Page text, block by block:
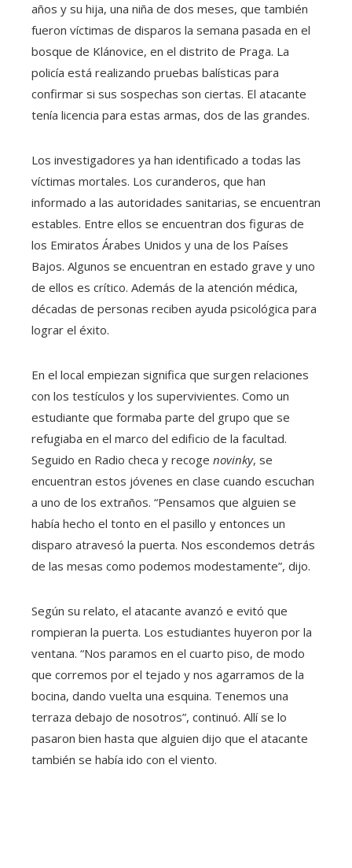
años y su hija, una niña de dos meses, que también
fueron víctimas de disparos la semana pasada en el
bosque de Klánovice, en el distrito de Praga. La
policía está realizando pruebas balísticas para
confirmar si sus sospechas son ciertas. El atacante
tenía licencia para estas armas, dos de las grandes.
Los investigadores ya han identificado a todas las
víctimas mortales. Los curanderos, que han
informado a las autoridades sanitarias, se encuentran
estables. Entre ellos se encuentran dos figuras de
los Emiratos Árabes Unidos y una de los Países
Bajos. Algunos se encuentran en estado grave y uno
de ellos es crítico. Además de la atención médica,
décadas de personas reciben ayuda psicológica para
lograr el éxito.
En el local empiezan significa que surgen relaciones
con los testículos y los supervivientes. Como un
estudiante que formaba parte del grupo que se
refugiaba en el marco del edificio de la facultad.
Seguido en Radio checa y recoge novinky, se
encuentran estos jóvenes en clase cuando escuchan
a uno de los extraños. “Pensamos que alguien se
había hecho el tonto en el pasillo y entonces un
disparo atravesó la puerta. Nos escondemos detrás
de las mesas como podemos modestamente”, dijo.
Según su relato, el atacante avanzó e evitó que
rompieran la puerta. Los estudiantes huyeron por la
ventana. “Nos paramos en el cuarto piso, de modo
que corremos por el tejado y nos agarramos de la
bocina, dando vuelta una esquina. Tenemos una
terraza debajo de nosotros”, continuó. Allí se lo
pasaron bien hasta que alguien dijo que el atacante
también se había ido con el viento.